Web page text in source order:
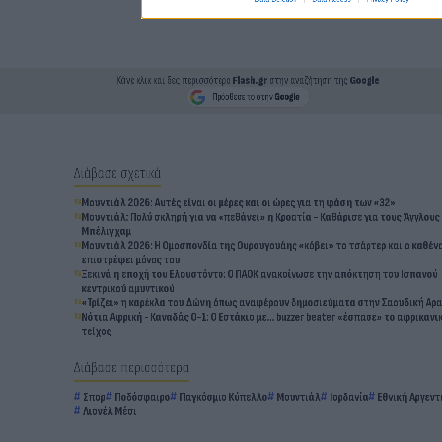
Κάνε κλικ και δες περισσότερο Flash.grστην αναζήτηση της Google
Διάβασε σχετικά
Μουντιάλ 2026: Αυτές είναι οι μέρες και οι ώρες για τη φάση των «32»
Μουντιάλ: Πολύ σκληρή για να «πεθάνει» η Κροατία - Καθάρισε για τους Άγγλους
Μπέλιγχαμ
Μουντιάλ 2026: Η Ομοσπονδία της Ουρουγουάης «κόβει» το τσάρτερ και ο
επιστρέφει μόνος του
Ξεκινά η εποχή του Ελουστόντο: Ο ΠΑΟΚ ανακοίνωσε την απόκτηση του Ισπανού
κεντρικού αμυντικού
«Τρίζει» η καρέκλα του Δώνη όπως αναφέρουν δημοσιεύματα στην Σαουδική
Νότια Αφρική - Καναδάς 0-1: Ο Εστάκιο με... buzzer beater «έσπασε» το
τείχος
Διάβασε περισσότερα
Σπορ Ποδόσφαιρο Παγκόσμιο Κύπελλο Μουντιάλ Ιορδανία
Εθνική
Λιονέλ Μέσι